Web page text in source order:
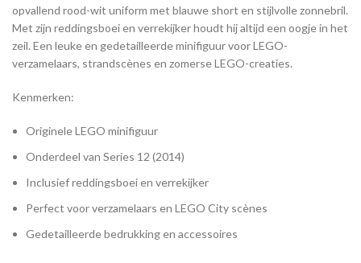
opvallend rood-wit uniform met blauwe short en stijlvolle zonnebril.
Met zijn reddingsboei en verrekijker houdt hij altijd een oogje in het
zeil. Een leuke en gedetailleerde minifiguur voor LEGO-
verzamelaars, strandscènes en zomerse LEGO-creaties.
Kenmerken:
Originele LEGO minifiguur
Onderdeel van Series 12 (2014)
Inclusief reddingsboei en verrekijker
Perfect voor verzamelaars en LEGO City scènes
Gedetailleerde bedrukking en accessoires